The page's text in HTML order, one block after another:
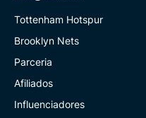
Tottenham Hotspur
Brooklyn Nets
Parceria
Afiliados
Influenciadores